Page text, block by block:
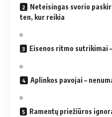
Neteisingas svorio
ten, kur reikia
Eisenos ritmo sutrikimai
Aplinkos pavojai –
Ramentų priežiūros